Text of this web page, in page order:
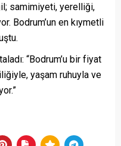
samimiyeti, yerelliği,
Bodrum’un en kıymetli
“Bodrum’u bir fiyat
yaşam ruhuyla ve